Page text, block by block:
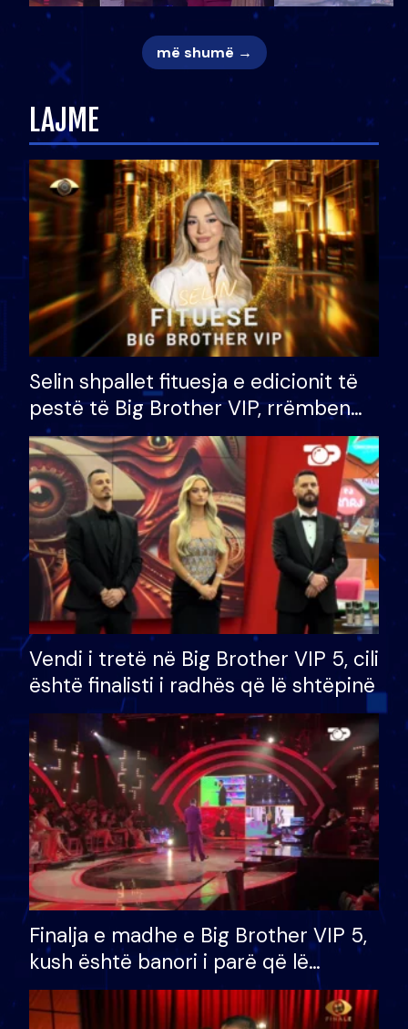
më shumë →
LAJME
Selin shpallet fituesja e edicionit të
pestë të Big Brother VIP, rrëmben
çmimin e madh prej 100 mijë eurosh
Vendi i tretë në Big Brother VIP 5, cili
është finalisti i radhës që lë shtëpinë
Finalja e madhe e Big Brother VIP 5,
kush është banori i parë që lë
shtëpinë dhe humb mundësinë për
të fituar çmimin e madh